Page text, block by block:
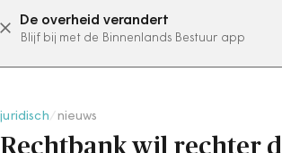
De overheid verandert
Blijf bij met de Binnenlands Bestuur app
abonneer nu
juridisch nieuws
Rechtbank wil rechter